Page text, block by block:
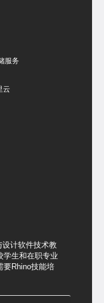
服务
云
计软件技术教
学生和在职专业
要Rhino技能培